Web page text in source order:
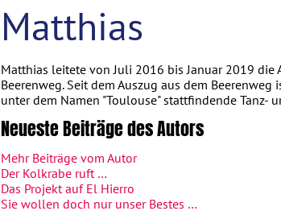
Matthias
Matthias leitete von Juli 2016 bis Januar 2019
Beerenweg. Seit dem Auszug aus dem
unter dem Namen "Toulouse" stattfindende Tanz-
Neueste Beiträge des Autors
Mehr Beiträge vom Autor
Der Kolkrabe ruft …
Das Projekt auf El Hierro
Sie wollen doch nur unser Bestes …